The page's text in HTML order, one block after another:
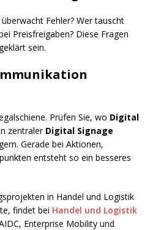
Fehler? Wer tauscht
Preisfreigaben? Diese Fragen
sein.
Prüfen Sie, wo Digital
zentraler Digital Signage
Gerade bei Aktionen,
entsteht so ein besseres
in Handel und Logistik
findet bei Handel und Logistik
Enterprise Mobility und